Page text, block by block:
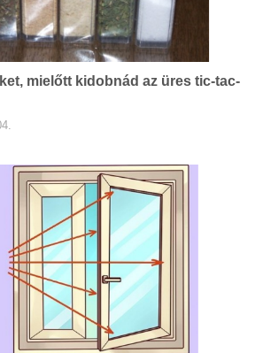
mielőtt kidobnád az üres tic-tac-